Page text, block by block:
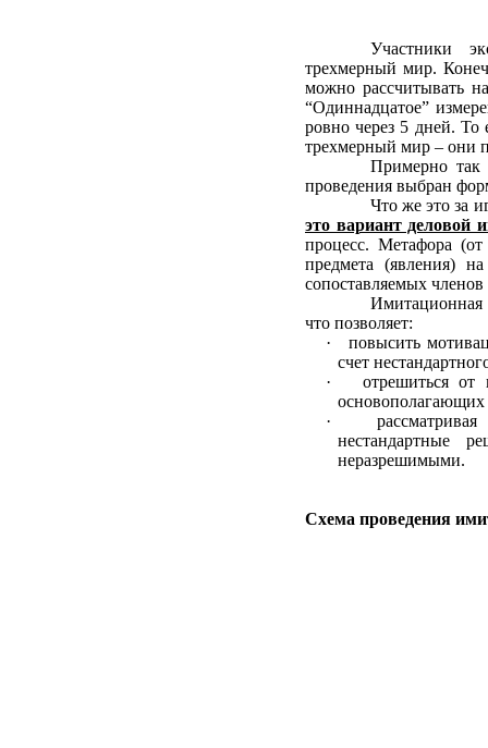
Участники
трехмерный мир.
можно рассчитывать
“Одиннадцатое”
ровно через 5 дней. То
трехмерный мир – они
Примерно так
проведения выбран
Что же это за
это вариант деловой
процесс. Метафора (от
предмета (явления)
сопоставляемых
Имитационная
что позволяет:
· повысить
счет
· отрешиться от
основополагающих
· рассматривая
нестандартные
неразрешимыми.
Схема проведения